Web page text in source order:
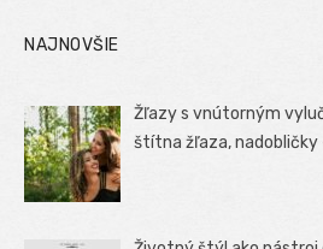
NAJNOVŠIE
Žľazy s vnútorným
štítna žľaza,